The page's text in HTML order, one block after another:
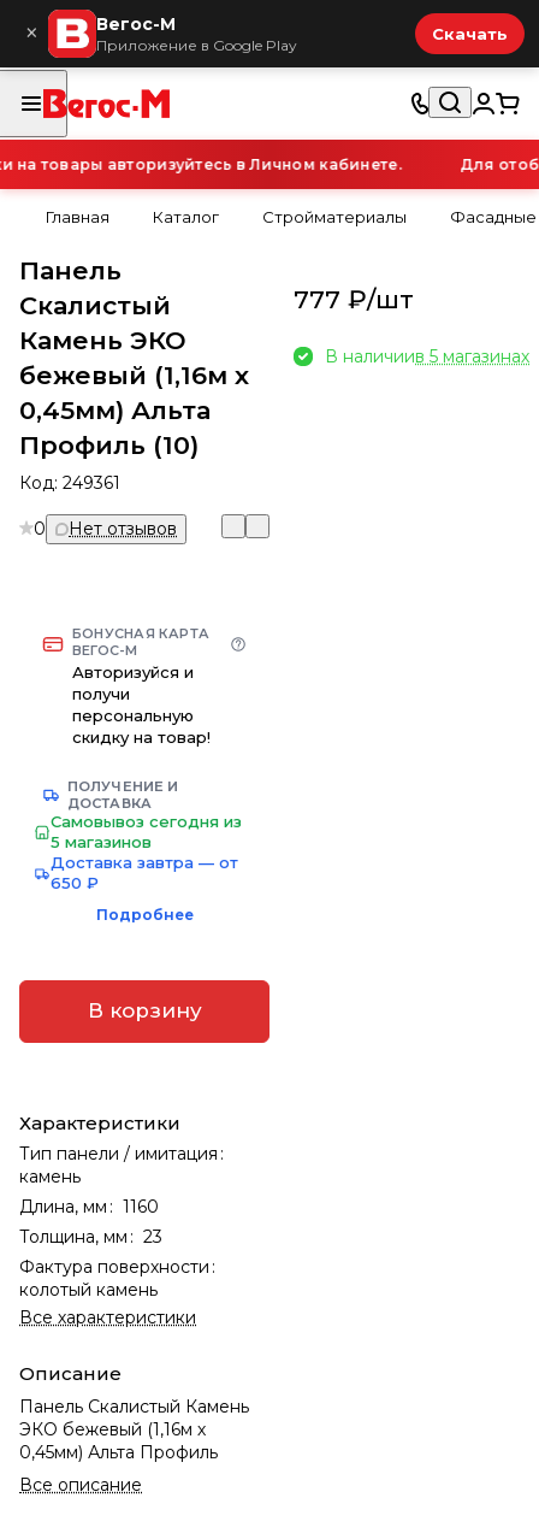
× Вегос-М
Приложение в Google Play
Скачать
товары авторизуйтесь в Личном кабинете. Для
Главная Каталог Стройматериалы Фасадные
Панель
Скалистый
Камень ЭКО
бежевый (1,16м х
0,45мм) Альта
Профиль (10)
Код: 249361
0 Нет отзывов
БОНУСНАЯ КАРТА
ВЕГОС-М
Авторизуйся и
получи
персональную
скидку на товар!
ПОЛУЧЕНИЕ И
ДОСТАВКА
Самовывоз сегодня из
5 магазинов
Доставка завтра — от
650 ₽
Подробнее
В корзину
Характеристики
Тип панели / имитация :
камень
Длина, мм : 1160
Толщина, мм : 23
Фактура поверхности :
колотый камень
Все характеристики
Описание
Панель Скалистый Камень
ЭКО бежевый (1,16м х
0,45мм) Альта Профиль
Все описание
777 ₽/шт
В наличиив 5 магазинах